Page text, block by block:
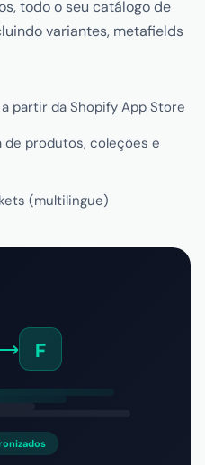
todo o seu catálogo de
variantes, metafields
partir da Shopify App Store
produtos, coleções e
(multilingue)
F